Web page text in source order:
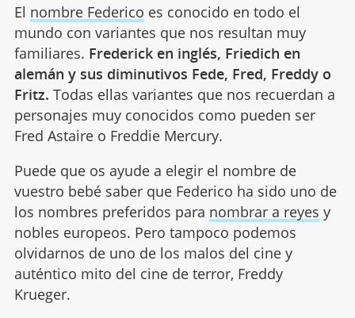
El nombre Federico es conocido en todo el
mundo con variantes que nos resultan muy
familiares. Frederick en inglés, Friedich en
alemán y sus diminutivos Fede, Fred, Freddy o
Fritz. Todas ellas variantes que nos recuerdan a
personajes muy conocidos como pueden ser
Fred Astaire o Freddie Mercury.
Puede que os ayude a elegir el nombre de
vuestro bebé saber que Federico ha sido uno de
los nombres preferidos para nombrar a reyes y
nobles europeos. Pero tampoco podemos
olvidarnos de uno de los malos del cine y
auténtico mito del cine de terror, Freddy
Krueger.